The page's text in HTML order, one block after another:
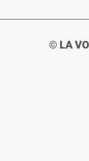
© LA